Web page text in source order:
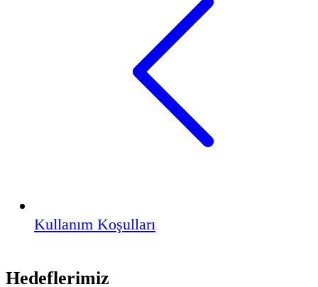
Kullanım Koşulları
Hedeflerimiz